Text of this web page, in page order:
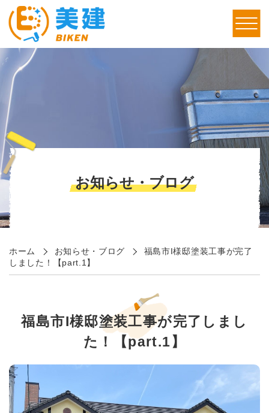
お知らせ・ブログ
ホーム お知らせ・ブログ
福島市I様邸塗装工事が完了
しました！【part.1】
福島市I様邸塗装工事が完了しまし
た！【part.1】